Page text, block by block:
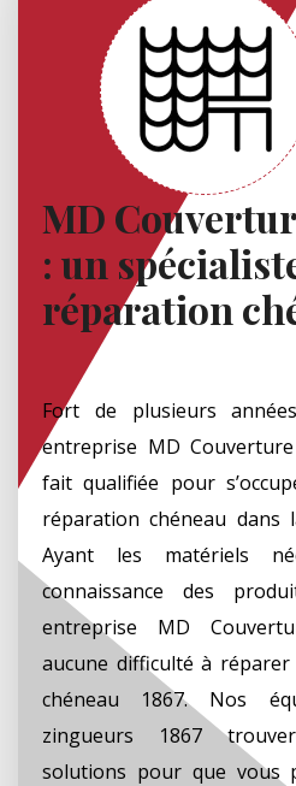
MD
: un
réparation
Fort de plusieurs
entreprise MD
fait qualifiée pour
réparation chéneau dans
Ayant les matériels
connaissance des
entreprise MD
aucune difficulté à
chéneau 1867. Nos
zingueurs 1867
solutions pour que vous